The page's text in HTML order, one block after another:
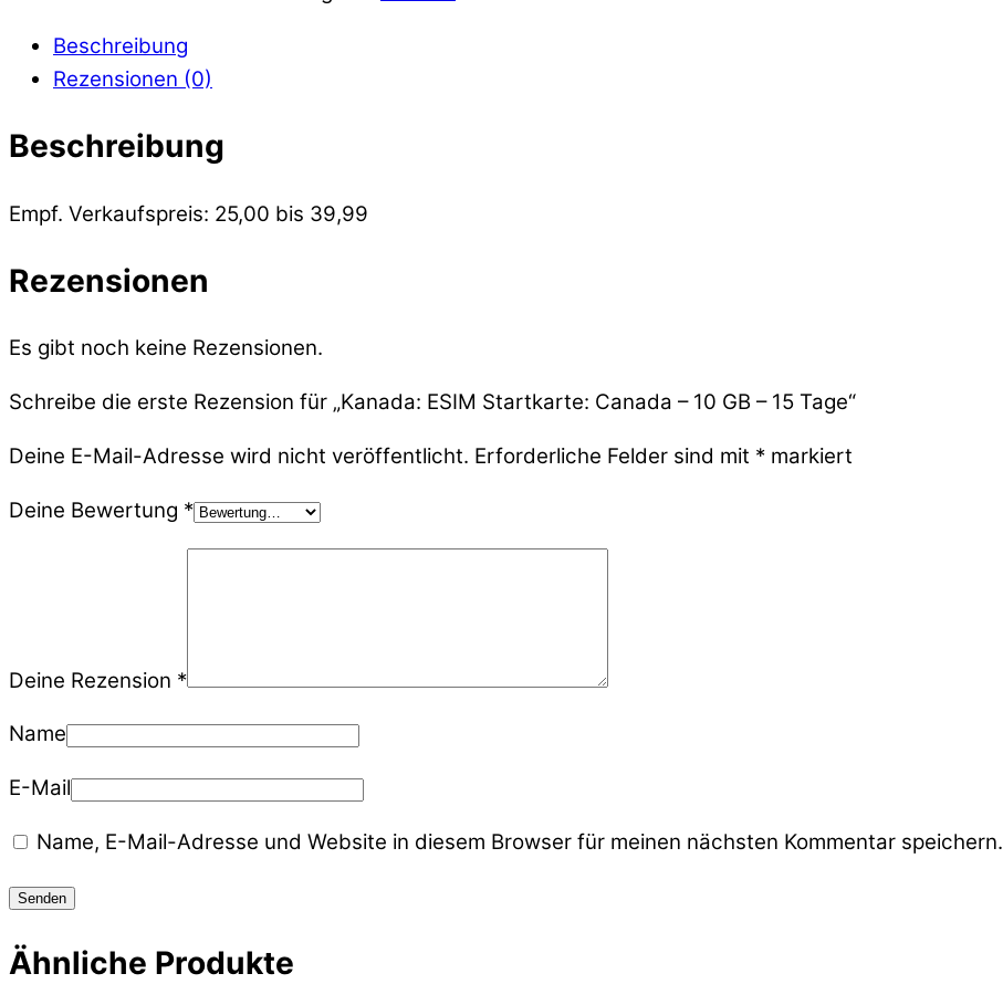
Beschreibung
Rezensionen (0)
Beschreibung
Empf. Verkaufspreis: 25,00 bis 39,99
Rezensionen
Es gibt noch keine Rezensionen.
Schreibe die erste Rezension für „Kanada: ESIM Startkarte: Canada – 10 GB – 15 Tage“
Deine E-Mail-Adresse wird nicht veröffentlicht. Erforderliche Felder sind mit * markiert
Deine Bewertung *
Deine Rezension *
Name
E-Mail
Name, E-Mail-Adresse und Website in diesem Browser für meinen nächsten Kommentar speichern.
Ähnliche Produkte